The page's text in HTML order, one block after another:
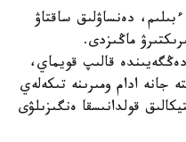
دەنساۋلىق ساقتاۋ
ماڭىزدى.
دەڭگەيىندە قالىپ قويماي،
جانە ادام ومىرىنە تىكەلەي
قولدانىسقا ەنگىزىلۋى